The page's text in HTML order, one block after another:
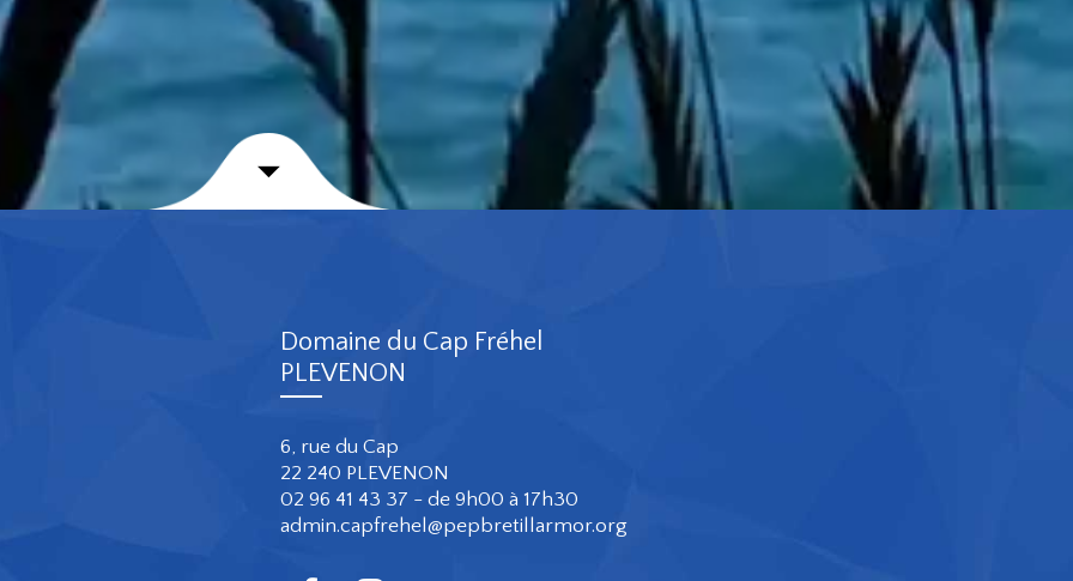
Domaine du Cap Fréhel
PLEVENON
6, rue du Cap
22 240 PLEVENON
02 96 41 43 37 - de 9h00 à 17h30
admin.capfrehel@pepbretillarmor.org